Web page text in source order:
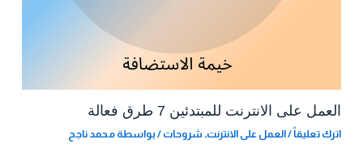
العمل على الانترنت للمبتدئين 7 طرق فعالة
اترك تعليقاً /العمل على الانترنت, شروحات / بواسطة محمد ناجح